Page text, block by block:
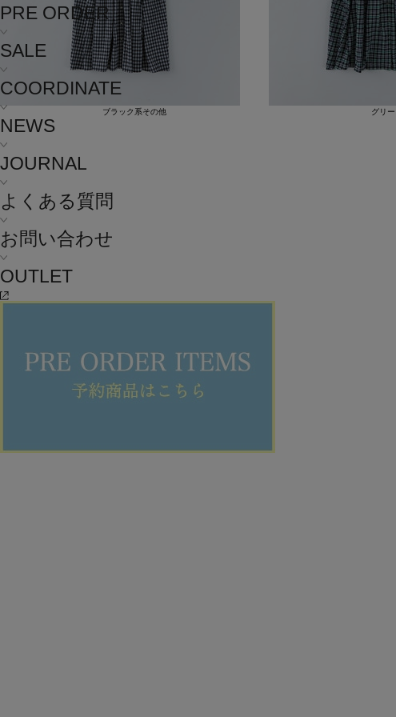
PRE ORDER
SALE
COORDINATE
NEWS
JOURNAL
よくある質問
お問い合わせ
OUTLET
ブラック系その他 グリ